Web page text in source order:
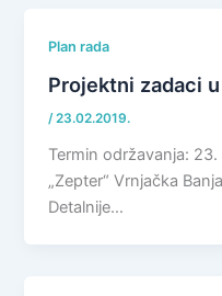
Plan rada
Projektni zadaci
/23.02.2019.
Termin održavanja:
„Zepter“ Vrnjačka
Detalnije…